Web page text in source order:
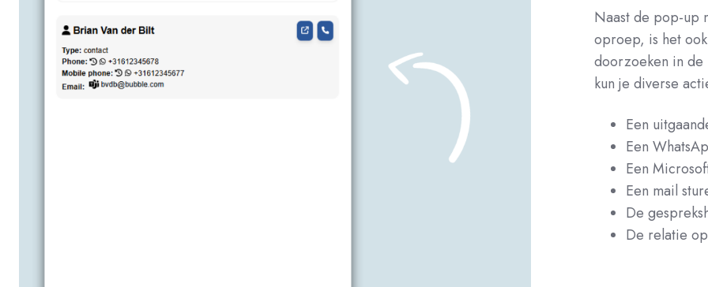
Naast de pop-up
oproep, is het
doorzoeken in de
kun je diverse
Een
Een
Een
Een mail
De
De relatie